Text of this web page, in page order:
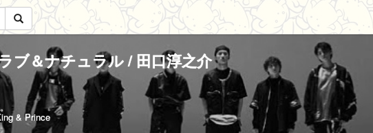
ブ＆ナチュラル / 田口淳之介
& Prince